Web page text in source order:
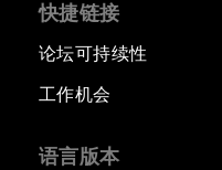
快捷链接
论坛可持续性
工作机会
语言版本